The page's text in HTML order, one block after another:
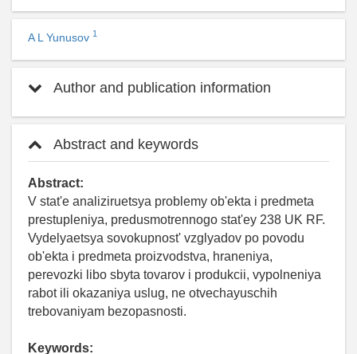
A L Yunusov 1
Author and publication information
Abstract and keywords
Abstract:
V stat'e analiziruetsya problemy ob'ekta i predmeta
prestupleniya, predusmotrennogo stat'ey 238 UK RF.
Vydelyaetsya sovokupnost' vzglyadov po povodu
ob'ekta i predmeta proizvodstva, hraneniya,
perevozki libo sbyta tovarov i produkcii, vypolneniya
rabot ili okazaniya uslug, ne otvechayuschih
trebovaniyam bezopasnosti.
Keywords: